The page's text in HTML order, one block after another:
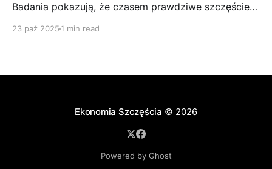
Badania pokazują, że czasem prawdziwe szczęście
23 paź 2025 1 min read
Ekonomia Szczęścia © 2026
Powered by Ghost